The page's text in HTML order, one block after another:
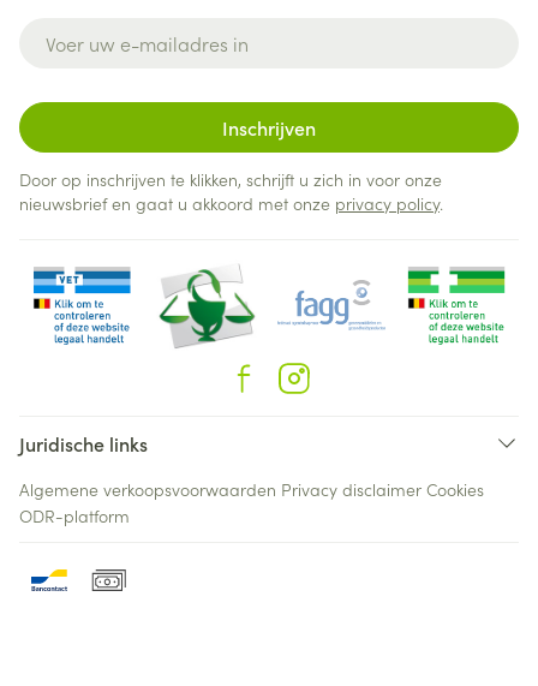
Inschrijven
Door op inschrijven te klikken, schrijft u zich in voor onze
nieuwsbrief en gaat u akkoord met onze privacy policy.
Juridische links
Algemene verkoopsvoorwaarden Privacy disclaimer Cookies
ODR-platform